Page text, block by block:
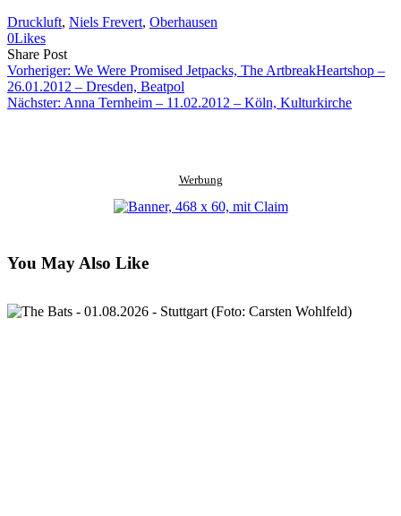
Druckluft, Niels Frevert, Oberhausen
0Likes
Share PostShare
on
Facebook
Copy
URL
to
clipboard
Send
Link
via
eMail
Vorheriger: We Were Promised Jetpacks, The ArtbreakHeartshop –
26.01.2012 – Dresden, Beatpol
Nächster: Anna Ternheim – 11.02.2012 – Köln, Kulturkirche
Werbung
You May Also Like